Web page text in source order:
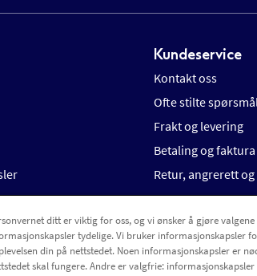
Kundeservice
Kontakt oss
Ofte stilte
Frakt og levering
Betaling og faktura
Retur, angrerett
ditt er viktig for oss, og vi ønsker å gjøre
tydelige. Vi bruker informasjonskapsler
din på nettstedet. Noen informasjonskapsler er
skal fungere. Andre er valgfrie: informasjonskapsler